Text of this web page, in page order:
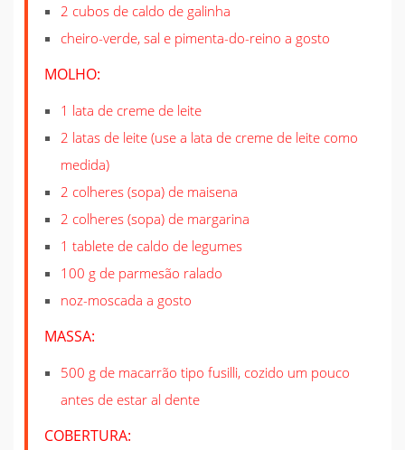
2 cubos de caldo de galinha
cheiro-verde, sal e pimenta-do-reino a gosto
MOLHO:
1 lata de creme de leite
2 latas de leite (use a lata de creme de leite como
medida)
2 colheres (sopa) de maisena
2 colheres (sopa) de margarina
1 tablete de caldo de legumes
100 g de parmesão ralado
noz-moscada a gosto
MASSA:
500 g de macarrão tipo fusilli, cozido um pouco
antes de estar al dente
COBERTURA: